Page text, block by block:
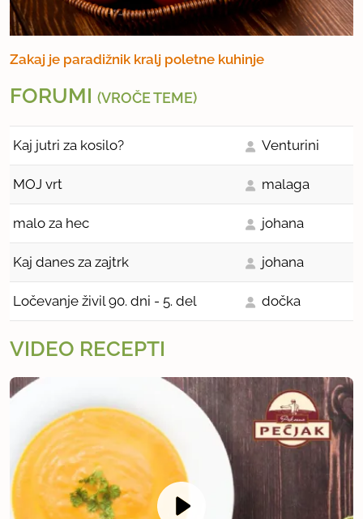
Zakaj je paradižnik kralj poletne kuhinje
FORUMI (VROČE TEME)
Kaj jutri za kosilo? Venturini
MOJ vrt malaga
malo za hec johana
Kaj danes za zajtrk johana
Ločevanje živil 90. dni - 5. del dočka
VIDEO RECEPTI